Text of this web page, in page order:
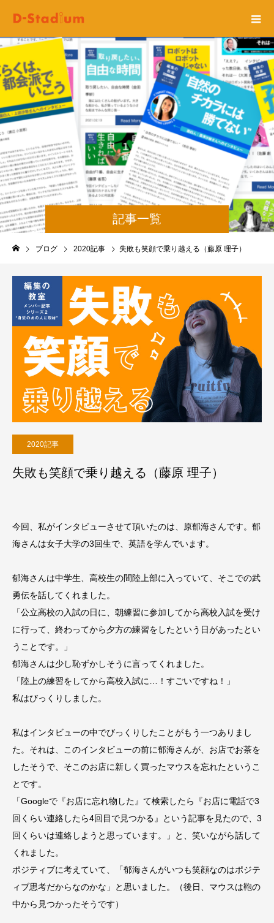
記事一覧
ブログ 2020記事 失敗も笑顔で乗り越える（藤原 理子）
2020記事
失敗も笑顔で乗り越える（藤原 理子）
今回、私がインタビューさせて頂いたのは、原郁海さんです。郁
海さんは女子大学の3回生で、英語を学んでいます。
郁海さんは中学生、高校生の間陸上部に入っていて、そこでの武
勇伝を話してくれました。
「公立高校の入試の日に、朝練習に参加してから高校入試を受け
に行って、終わってから夕方の練習をしたという日があったとい
うことです。」
郁海さんは少し恥ずかしそうに言ってくれました。
「陸上の練習をしてから高校入試に…！すごいですね！」
私はびっくりしました。
私はインタビューの中でびっくりしたことがもう一つありまし
た。それは、このインタビューの前に郁海さんが、お店でお茶を
したそうで、そこのお店に新しく買ったマウスを忘れたというこ
とです。
「Googleで『お店に忘れ物した』て検索したら『お店に電話で3
回くらい連絡したら4回目で見つかる』という記事を見たので、3
回くらいは連絡しようと思っています。」と、笑いながら話して
くれました。
ポジティブに考えていて、「郁海さんがいつも笑顔なのはポジテ
ィブ思考だからなのかな」と思いました。（後日、マウスは鞄の
中から見つかったそうです）